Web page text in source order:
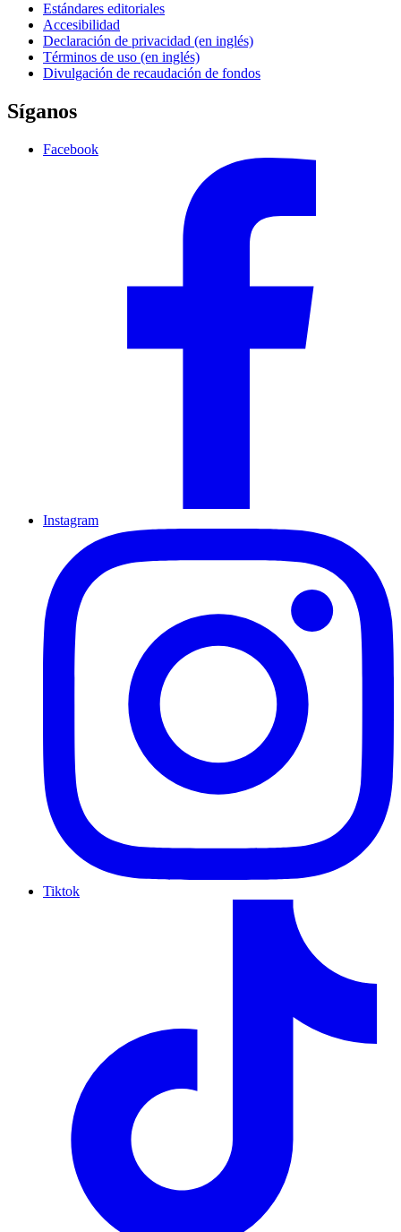
Estándares editoriales
Accesibilidad
Declaración de privacidad (en inglés)
Términos de uso (en inglés)
Divulgación de recaudación de fondos
Síganos
Facebook
Instagram
Tiktok